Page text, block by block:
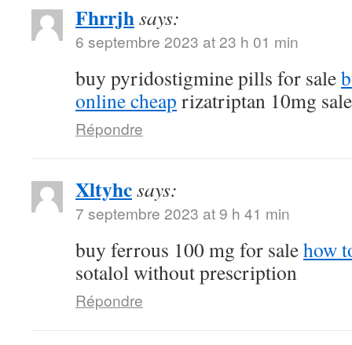
Fhrrjhsays:
6 septembre 2023 at 23 h 01 min
buy pyridostigmine pills for sale
online cheap rizatriptan 10mg sale
Répondre
Xltyhcsays:
7 septembre 2023 at 9 h 41 min
buy ferrous 100 mg for salehow
sotalol without prescription
Répondre